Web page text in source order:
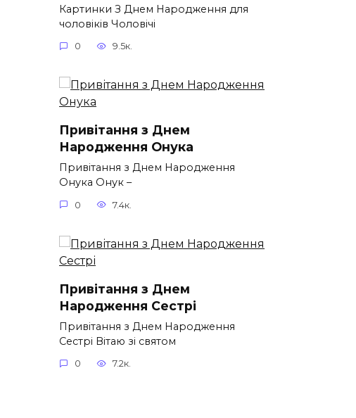
Картинки З Днем Народження для
чоловіків​ Чоловічі
0 9.5к.
Привітання з Днем
Народження Онука
Привітання з Днем Народження
Онука Онук –
0 7.4к.
Привітання з Днем
Народження Сестрі
Привітання з Днем Народження
Сестрі Вітаю зі святом
0 7.2к.